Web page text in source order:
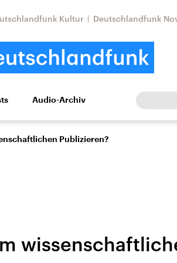
Kultur Deutschlandfunk
Kultur Europa
Faktenchecks
Audio-Archiv
Publizieren?